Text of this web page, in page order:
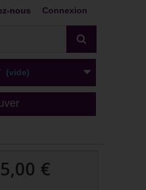
Connexion
nous
(vide)
€